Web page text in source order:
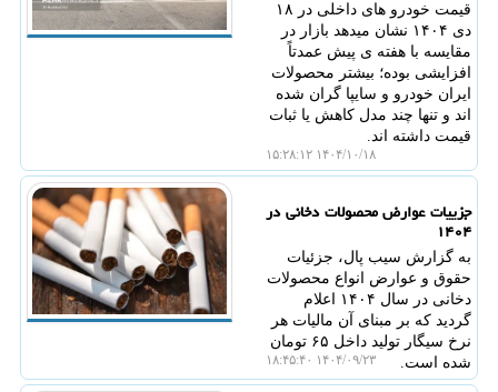
قیمت خودرو های داخلی در ۱۸
دی ۱۴۰۴ نشان میدهد بازار در
مقایسه با هفته ی پیش عمدتاً
افزایشی بوده؛ بیشتر محصولات
ایران خودرو و سایپا گران شده
اند و تنها چند مدل کاهش یا ثبات
قیمت داشته اند.
۱۴۰۴/۱۰/۱۸ ۱۵:۲۸:۱۲
جزییات عوارض محصولات دخانی در
۱۴۰۴
به گزارش سیب پال، جزئیات
حقوق و عوارض انواع محصولات
دخانی در سال ۱۴۰۴ اعلام
گردید که بر مبنای آن مالیات هر
نرخ سیگار تولید داخل ۶۵ تومان
شده است.
۱۴۰۴/۰۹/۲۳ ۱۸:۴۵:۴۰